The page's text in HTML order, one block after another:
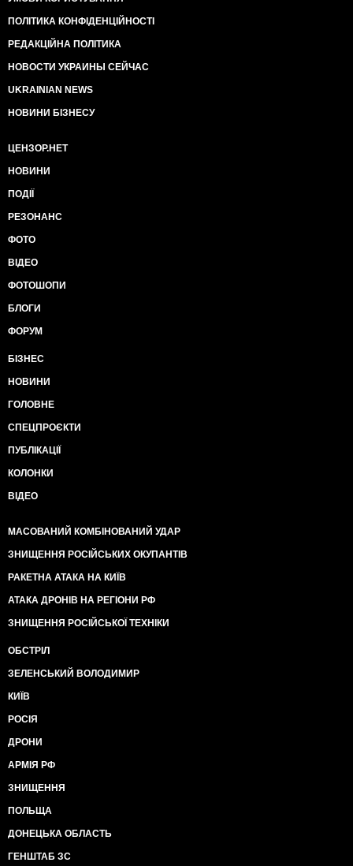
ПОЛІТИКА КОНФІДЕНЦІЙНОСТІ
РЕДАКЦІЙНА ПОЛІТИКА
НОВОСТИ УКРАИНЫ СЕЙЧАС
UKRAINIAN NEWS
НОВИНИ БІЗНЕСУ
ЦЕНЗОР.НЕТ
НОВИНИ
ПОДІЇ
РЕЗОНАНС
ФОТО
ВІДЕО
ФОТОШОПИ
БЛОГИ
ФОРУМ
БІЗНЕС
НОВИНИ
ГОЛОВНЕ
СПЕЦПРОЄКТИ
ПУБЛІКАЦІЇ
КОЛОНКИ
ВІДЕО
МАСОВАНИЙ КОМБІНОВАНИЙ УДАР
ЗНИЩЕННЯ РОСІЙСЬКИХ ОКУПАНТІВ
РАКЕТНА АТАКА НА КИЇВ
АТАКА ДРОНІВ НА РЕГІОНИ РФ
ЗНИЩЕННЯ РОСІЙСЬКОЇ ТЕХНІКИ
ОБСТРІЛ
ЗЕЛЕНСЬКИЙ ВОЛОДИМИР
КИЇВ
РОСІЯ
ДРОНИ
АРМІЯ РФ
ЗНИЩЕННЯ
ПОЛЬЩА
ДОНЕЦЬКА ОБЛАСТЬ
ГЕНШТАБ ЗС